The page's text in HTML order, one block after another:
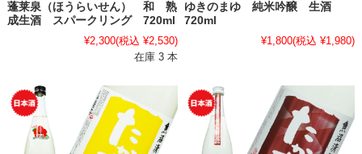
蓬莱泉（ほうらいせん） 和 熟
成生酒 スパークリング 720ml
¥2,300(税込 ¥2,530)
在庫 3 本
ゆきのまゆ 純米吟醸 生酒
720ml
¥1,800(税込 ¥1,980)